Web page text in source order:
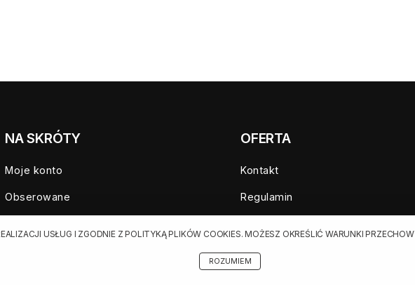
NA SKRÓTY
Moje konto
Obserowane
OFERTA
Kontakt
Regulamin
Cennik dla klientów biznesowych
USŁUG I ZGODNIE Z POLITYKĄ PLIKÓW COOKIES. MOŻESZ OKREŚLIĆ WARUNKI
ROZUMIEM